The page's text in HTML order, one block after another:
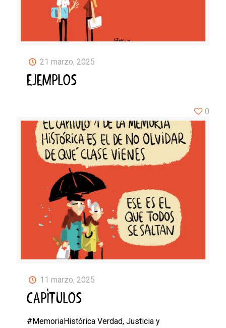
21 marzo, 2025
EJEMPLOS
11 marzo, 2025
CAPÍTULOS
#MemoriaHistórica Verdad, Justicia y
0